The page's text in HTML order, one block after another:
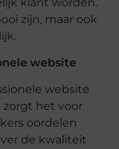
zijn, maar ook
website
website
zorgt het voor
oordelen
de kwaliteit